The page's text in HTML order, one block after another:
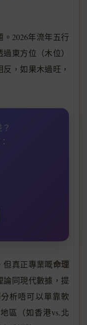
2026年流年五行
東方位（木位）
，如果木過旺，
但真正專業嘅命理
論同現代數據，提
分析唔可以單靠軟
區（如香港vs.北